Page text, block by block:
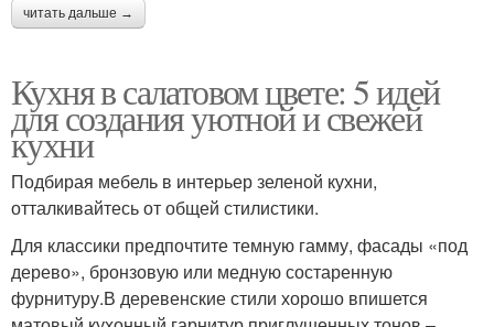
читать дальше →
Кухня в салатовом цвете: 5 идей
для создания уютной и свежей
кухни
Подбирая мебель в интерьер зеленой кухни,
отталкивайтесь от общей стилистики.
Для классики предпочтите темную гамму, фасады «под
дерево», бронзовую или медную состаренную
фурнитуру.В деревенские стили хорошо впишется